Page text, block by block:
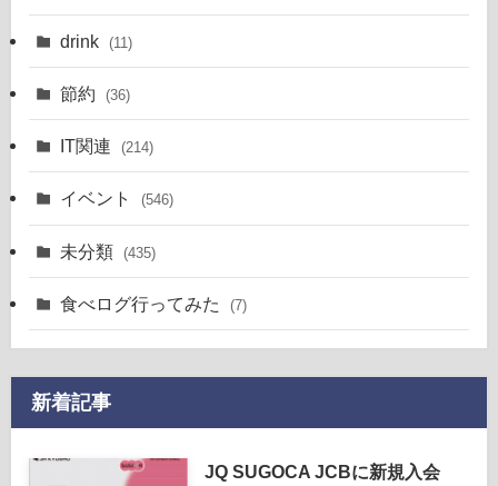
drink (11)
節約 (36)
IT関連 (214)
イベント (546)
未分類 (435)
食べログ行ってみた (7)
新着記事
JQ SUGOCA JCBに新規入会